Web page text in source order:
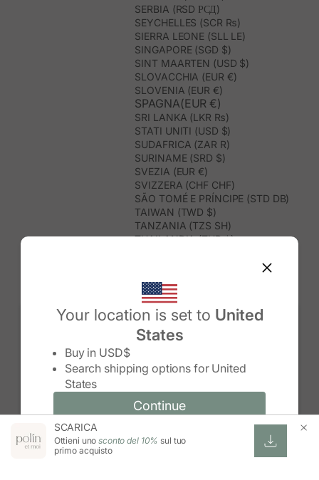
Your location is set to United
States
Buy in USD$
Search shipping options for United
States
Continue
Change country/region and language
Change country/region
Continue
SERBIA (RSD РСД)
SEYCHELLES (SCR ₨)
SIERRA LEONE (SLL LE)
SINGAPORE (SGD $)
SINT MAARTEN (USD $)
SLOVACCHIA (EUR €)
SLOVENIA (EUR €)
SPAGNA(EUR €)
SRI LANKA (LKR ₨)
STATI UNITI (USD $)
SUDAFRICA (ZAR R)
SURINAME (SRD $)
SVEZIA (EUR €)
SVIZZERA (CHF CHF)
SÃO TOMÉ E PRÍNCIPE (STD DB)
TAIWAN (TWD $)
TANZANIA (TZS SH)
THAILANDIA (THB ฿)
TONGA (TOP T$)
TRINIDAD E TOBAGO (TTD $)
TUNISIA (USD $)
TURCHIA (TRY ₺)
TURKMENISTAN (USD $)
UNGHERIA (EUR €)
UZBEKISTAN (UZS SO'M)
VANUATU (VUV VT)
VIETNAM (VND ₫)
WALLIS E FUTUNA (XPF FR)
SCARICA
Ottieni unosconto del 10% sul tuo
primo acquisto